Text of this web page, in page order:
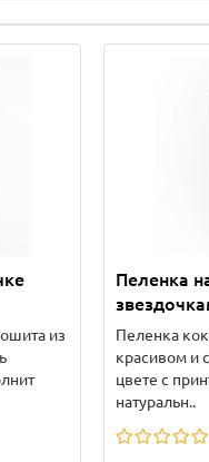
из
Пеленка
Пеленка
красивом и
цвете с
натуральн..